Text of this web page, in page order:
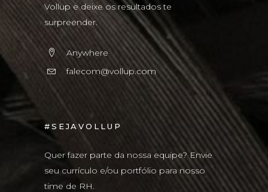
Vollup e deixe os resultados te
surpreender.
Anywhere
falecom@vollup.com
#SEJAVOLLUP
Quer fazer parte da nossa equipe? Envie
seu currículo e/ou portfólio para nosso
time de RH.